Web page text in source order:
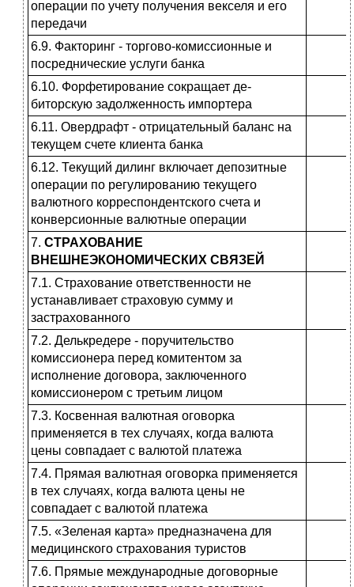
операции по учету получения векселя и его
передачи
6.9. Факторинг - торгово-комиссионные и
посреднические услуги банка
6.10. Форфетирование сокращает де­
биторскую задолженность импор­тера
6.11. Овердрафт - отрицательный баланс на
текущем счете клиента банка
6.12. Текущий дилинг включает де­позитные
операции по регулирова­нию текущего
валютного корреспон­дентского счета и
конверсионные валютные операции
7. СТРАХОВАНИЕ
ВНЕШНЕЭКОНОМИЧЕСКИХ СВЯЗЕЙ
7.1. Страхование ответственности не
устанавливает страховую сумму и
застрахованного
7.2. Делькредере - поручительство
комиссионера перед комитентом за
исполнение договора, заключенного
комиссионером с третьим лицом
7.3. Косвенная валютная оговорка
применяется в тех случаях, когда валюта
цены совпадает с валютой платежа
7.4. Прямая валютная оговорка применяется
в тех случаях, когда валюта цены не
совпадает с валютой платежа
7.5. «Зеленая карта» предназначена для
медицинского страхования ту­ристов
7.6. Прямые международные дого­ворные